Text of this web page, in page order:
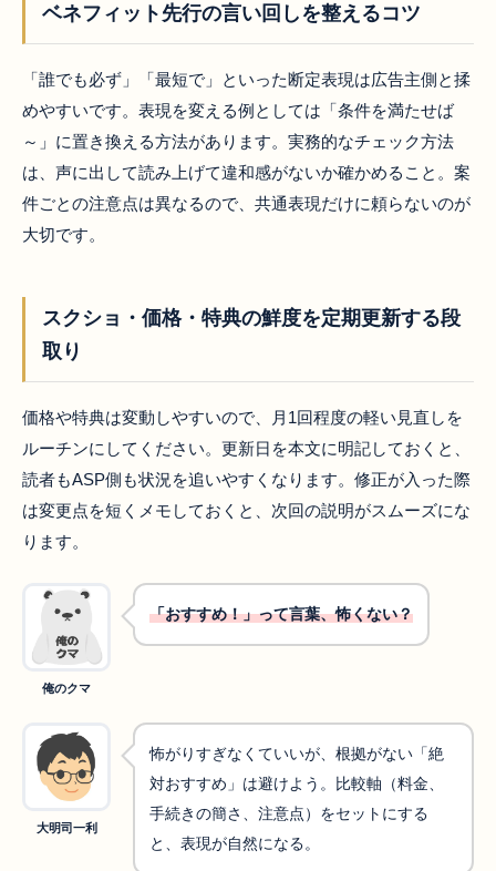
ベネフィット先行の言い回しを整えるコツ
「誰でも必ず」「最短で」といった断定表現は広告主側と揉
めやすいです。表現を変える例としては「条件を満たせば
～」に置き換える方法があります。実務的なチェック方法
は、声に出して読み上げて違和感がないか確かめること。案
件ごとの注意点は異なるので、共通表現だけに頼らないのが
大切です。
スクショ・価格・特典の鮮度を定期更新する段
取り
価格や特典は変動しやすいので、月1回程度の軽い見直しを
ルーチンにしてください。更新日を本文に明記しておくと、
読者もASP側も状況を追いやすくなります。修正が入った際
は変更点を短くメモしておくと、次回の説明がスムーズにな
ります。
俺のクマ
「おすすめ！」って言葉、怖くない？
大明司一利
怖がりすぎなくていいが、根拠がない「絶
対おすすめ」は避けよう。比較軸（料金、
手続きの簡さ、注意点）をセットにする
と、表現が自然になる。